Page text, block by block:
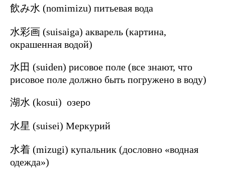
飲み水 (nomimizu) питьевая вода
水彩画 (suisaiga) акварель (картина,
окрашенная водой)
水田 (suiden) рисовое поле (все знают, что
рисовое поле должно быть погружено в воду)
湖水 (kosui) озеро
水星 (suisei) Меркурий
水着 (mizugi) купальник (дословно «водная
одежда»)